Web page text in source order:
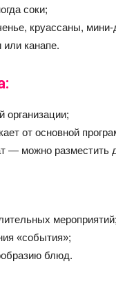
соки;
круассаны,
канапе.
организации;
от основной
— можно разместить
мероприятий;
«события»;
блюд.